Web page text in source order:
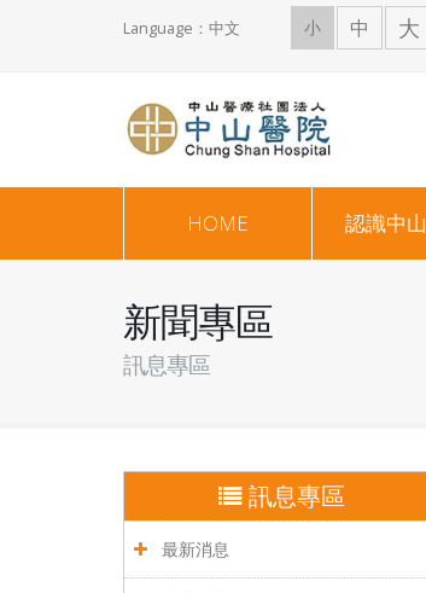
Language：中文 小 中 大
HOME 認識中山
新聞專區
訊息專區
訊息專區
最新消息